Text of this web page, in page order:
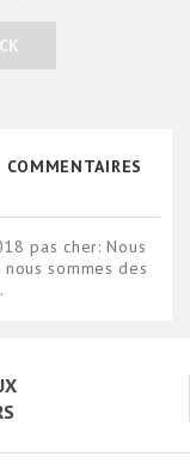
COMMENTAIRES
pas cher: Nous
sommes des